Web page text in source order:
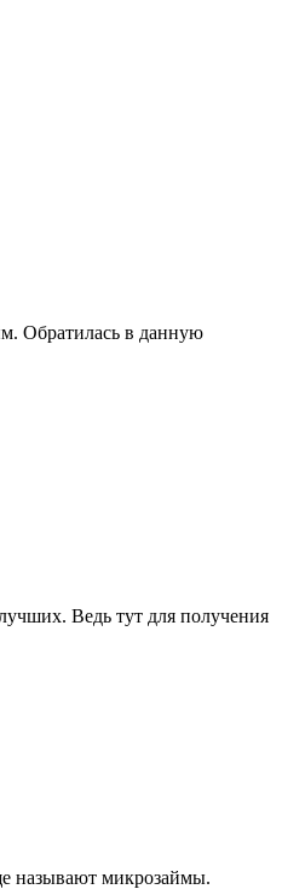
Обратилась в данную
Ведь тут для получения
называют микрозаймы.